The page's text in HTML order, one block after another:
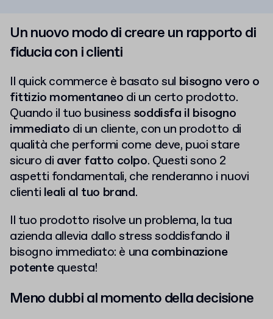
Un nuovo modo di creare un rapporto di
fiducia con i clienti
Il quick commerce è basato sul bisogno vero o
fittizio momentaneo di un certo prodotto.
Quando il tuo business soddisfa il bisogno
immediato di un cliente, con un prodotto di
qualità che performi come deve, puoi stare
sicuro di aver fatto colpo. Questi sono 2
aspetti fondamentali, che renderanno i nuovi
clienti leali al tuo brand.
Il tuo prodotto risolve un problema, la tua
azienda allevia dallo stress soddisfando il
bisogno immediato: è una combinazione
potentequesta!
Meno dubbi al momento della decisione